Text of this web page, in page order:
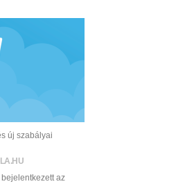
új szabályai
az